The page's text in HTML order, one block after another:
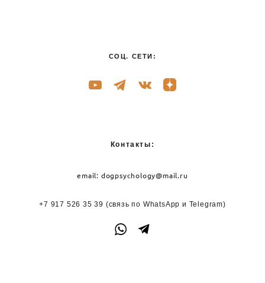
СОЦ. СЕТИ:
Контакты:
email: dogpsychology@mail.ru
+7 917 526 35 39 (связь по WhatsApp и Telegram)